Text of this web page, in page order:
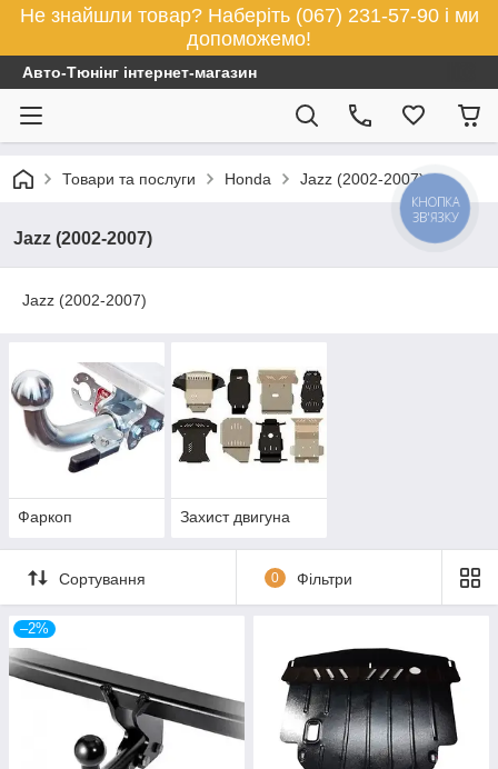
Не знайшли товар? Наберіть (067) 231-57-90 і ми
допоможемо!
Авто-Тюнінг інтернет-магазин
Товари та послуги Honda Jazz (2002-2007)
Jazz (2002-2007)
Jazz (2002-2007)
Фаркоп Захист двигуна
Сортування 0 Фільтри
–2%
КНОПКА
ЗВ'ЯЗКУ